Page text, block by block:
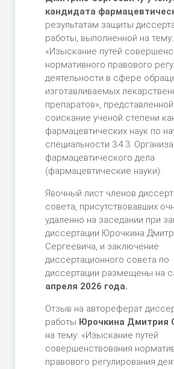
кандидата
результатам защиты
работы, выполненной на тему:
«Изыскание путей
нормативного правового
деятельности в сфере
изготавливаемых
препаратов»,
соискание ученой степени
фармацевтических наук по
специальности 3.4.3.
фармацевтического дела
(фармацевтические науки).
Явочный лист членов
совета, присутствовавших
удаленно на заседании при
диссертации Юрочкина
Сергеевича, и заключение
диссертационного совета по
диссертации размещены на
апреля 2026 года.
Отзыв на автореферат
работы Юрочкина Дмитрия
на тему: «Изыскание путей
совершенствования
правового регулирования